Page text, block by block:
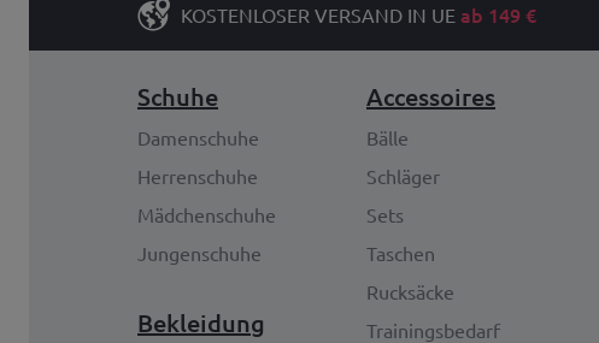
KOSTENLOSER VERSAND IN UE ab 149 €
Schuhe
Damenschuhe
Herrenschuhe
Mädchenschuhe
Jungenschuhe
Bekleidung
Accessoires
Bälle
Schläger
Sets
Taschen
Rucksäcke
Trainingsbedarf